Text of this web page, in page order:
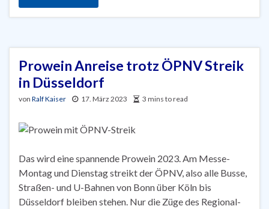
Prowein Anreise trotz ÖPNV Streik
in Düsseldorf
von Ralf Kaiser 17. März 2023 3 mins to read
Das wird eine spannende Prowein 2023. Am Messe-
Montag und Dienstag streikt der ÖPNV, also alle Busse,
Straßen- und U-Bahnen von Bonn über Köln bis
Düsseldorf bleiben stehen. Nur die Züge des Regional-